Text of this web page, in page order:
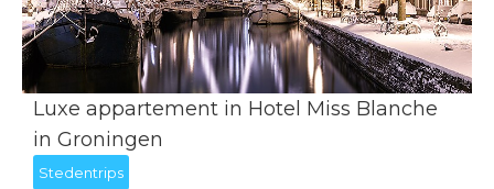
Luxe appartement in Hotel Miss Blanche
in Groningen
Stedentrips